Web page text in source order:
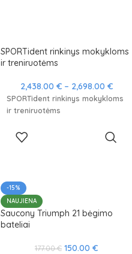
SPORTident rinkinys mokykloms
ir treniruotėms
2,438.00 € – 2,698.00 €
SPORTident rinkinys mokykloms
ir treniruotėms
-15%
NAUJIENA
Saucony Triumph 21 bėgimo
bateliai
177.00€ 150.00 €